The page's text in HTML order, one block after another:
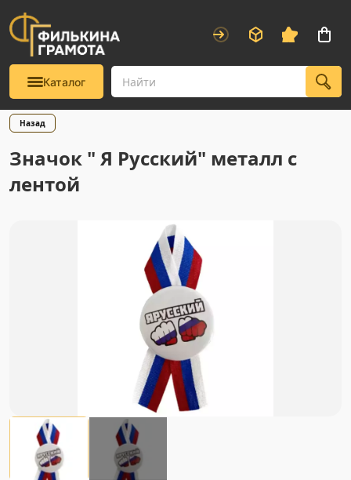
Каталог
Назад
Значок " Я Русский" металл с
лентой